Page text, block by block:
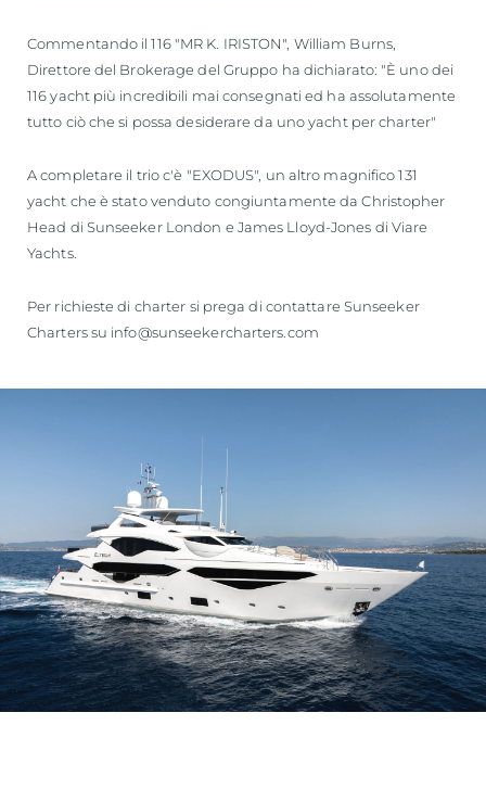
Commentando il 116 "MR K. IRISTON", William Burns,
Direttore del Brokerage del Gruppo ha dichiarato: "È uno dei
116 yacht più incredibili mai consegnati ed ha assolutamente
tutto ciò che si possa desiderare da uno yacht per charter"
A completare il trio c'è "EXODUS", un altro magnifico 131
yacht che è stato venduto congiuntamente da Christopher
Head di Sunseeker London e James Lloyd-Jones di Viare
Yachts.
Per richieste di charter si prega di contattare Sunseeker
Charters su info@sunseekercharters.com